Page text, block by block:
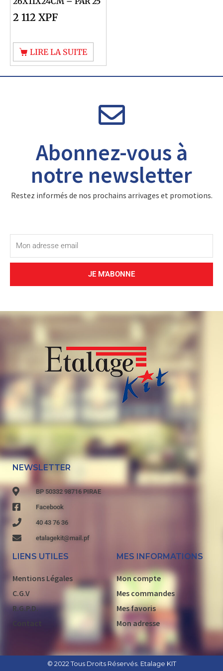
2 112 XPF
LIRE LA SUITE
Abonnez-vous à
notre newsletter
Restez informés de nos prochains arrivages et promotions.
JE M'ABONNE
NEWSLETTER
BP 50332 98716 PIRAE
Facebook
40 43 76 36
etalagekit@mail.pf
LIENS UTILES
Mentions Légales
C.G.V
R.G.P.D.
MES INFORMATIONS
Mon compte
Mes commandes
Mes favoris
Mon adresse
© 2022 Tous Droits Réservés. Etalage KIT